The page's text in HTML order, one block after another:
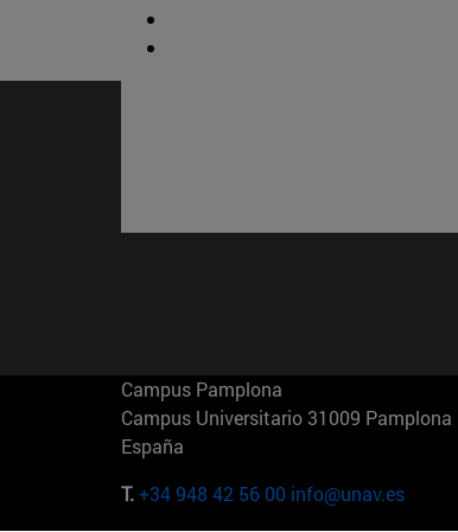
Campus Pamplona
Campus Universitario 31009 Pamplona
España
T.+34 948 42 56 00 info@unav.es